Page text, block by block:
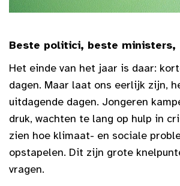
Beste politici, beste ministers,
Het einde van het jaar is daar:
dagen. Maar laat ons eerlijk zijn,
uitdagende dagen. Jongeren
druk, wachten te lang op hulp in
zien hoe klimaat- en sociale
opstapelen. Dit zijn grote
vragen.